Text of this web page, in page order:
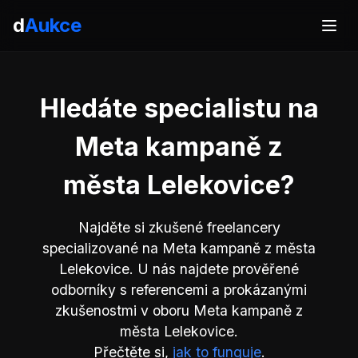
dAukce
Hledáte specialistu na
Meta kampaně z
města Lelekovice?
Najděte si zkušené freelancery
specializované na Meta kampaně z města
Lelekovice. U nás najdete prověřené
odborníky s referencemi a prokázanými
zkušenostmi v oboru Meta kampaně z
města Lelekovice.
Přečtěte si, jak to funguje.